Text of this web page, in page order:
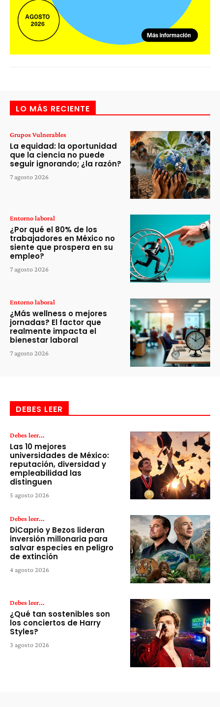
LO MÁS RECIENTE
Grupos Vulnerables
La equidad: la oportunidad
que la ciencia no puede
seguir ignorando; ¿la razón?
7 agosto 2026
Entorno laboral
¿Por qué el 80% de los
trabajadores en México no
siente que prospera en su
empleo?
7 agosto 2026
Entorno laboral
¿Más wellness o mejores
jornadas? El factor que
realmente impacta el
bienestar laboral
7 agosto 2026
DEBES LEER
Debes leer...
Las 10 mejores
universidades de México:
reputación, diversidad y
empleabilidad las
distinguen
5 agosto 2026
Debes leer...
DiCaprio y Bezos lideran
inversión millonaria para
salvar especies en peligro
de extinción
4 agosto 2026
Debes leer...
¿Qué tan sostenibles son
los conciertos de Harry
Styles?
3 agosto 2026